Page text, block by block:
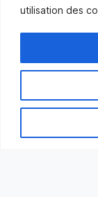
utilisation des
Abonnez-
de la